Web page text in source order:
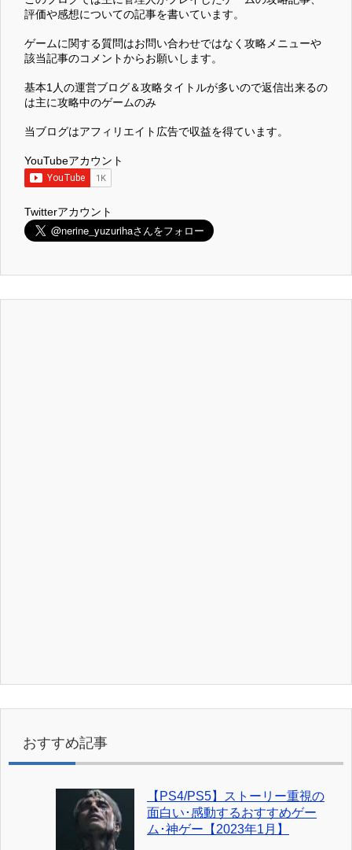
評価や感想についての記事を書いています。
ゲームに関する質問はお問い合わせではなく攻略メニューや
該当記事のコメントからお願いします。
基本1人の運営ブログ＆攻略タイトルが多いので返信出来るの
は主に攻略中のゲームのみ
当ブログはアフィリエイト広告で収益を得ています。
YouTubeアカウント
Twitterアカウント
おすすめ記事
【PS4/PS5】ストーリー重視の
面白い･感動するおすすめゲー
ム･神ゲー【2023年1月】